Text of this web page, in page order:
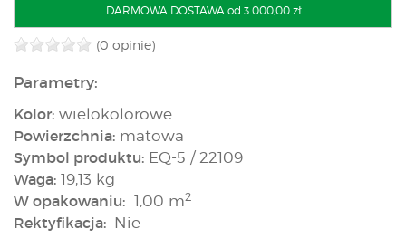
DARMOWA DOSTAWA od 3 000,00 zł
(0 opinie)
Parametry:
Kolor: wielokolorowe
Powierzchnia: matowa
Symbol produktu: EQ-5 / 22109
Waga: 19,13 kg
W opakowaniu: 1,00 m2
Rektyfikacja: Nie